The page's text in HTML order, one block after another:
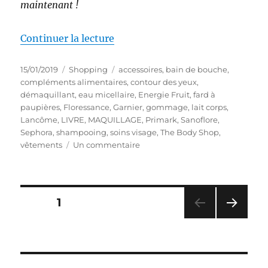
maintenant !
Continuer la lecture
Publié
le
15/01/2019 Catégories
Shopping Étiquettes
accessoires, bain de bouche,
compléments alimentaires,contour des yeux,
démaquillant,eau micellaire, Energie Fruit,fard à
paupières, Floressance,Garnier,gommage, lait corps,
Lancôme, LIVRE, MAQUILLAGE, Primark,Sanoflore,
Sephora,shampooing,soins visage,The Body Shop,
vêtements
Un commentairesur
achats
Pagination
publications
PAGE1
ANT